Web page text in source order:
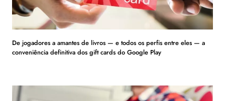
De jogadores a amantes de livros — e todos os perfis entre eles — a
conveniência definitiva dos gift cards do Google Play